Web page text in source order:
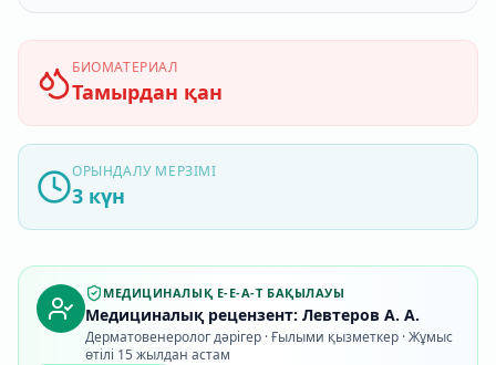
БИОМАТЕРИАЛ
Тамырдан қан
ОРЫНДАЛУ МЕРЗІМІ
3 күн
МЕДИЦИНАЛЫҚ E-E-A-T БАҚЫЛАУЫ
Медициналық рецензент: Левтеров А. А.
Дерматовенеролог дәрігер · Ғылыми қызметкер · Жұмыс
өтілі 15 жылдан астам